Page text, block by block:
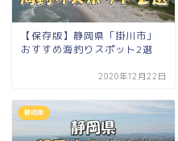
【保存版】静岡県「掛川市」
おすすめ海釣りスポット2選
2020年12月22日
静岡県